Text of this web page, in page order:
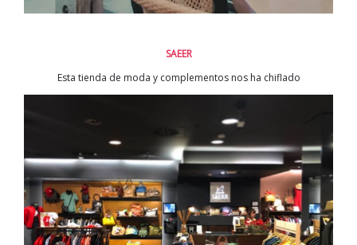
SAEER
Esta tienda de moda y complementos nos ha chiflado